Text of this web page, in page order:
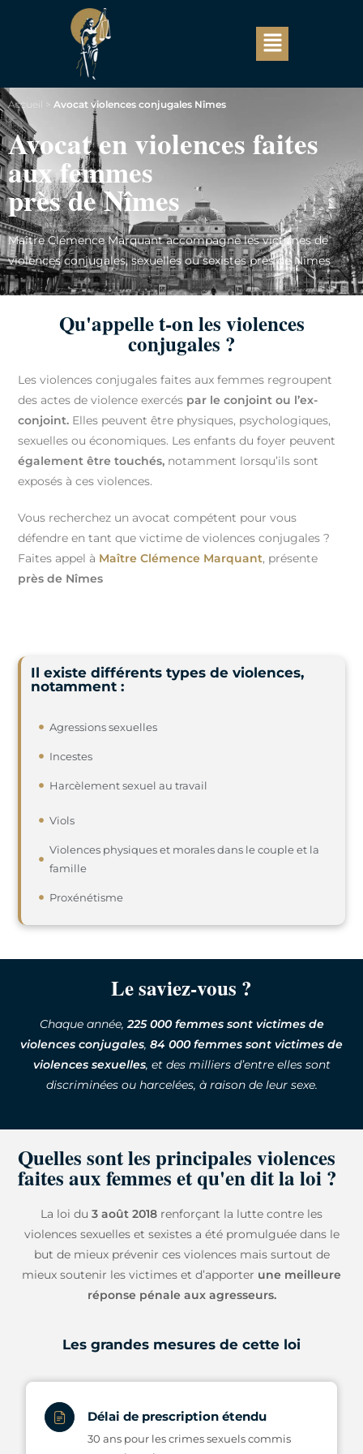
Accueil > Avocat violences conjugales Nîmes
Avocat en violences faites
aux femmes
près de Nîmes
Maître Clémence Marquant accompagne les victimes de
violences conjugales, sexuelles ou sexistes près de Nîmes
Qu'appelle t-on les violences
conjugales ?
Les violences conjugales faites aux femmes regroupent
des actes de violence exercés par le conjoint ou l’ex-
conjoint. Elles peuvent être physiques, psychologiques,
sexuelles ou économiques. Les enfants du foyer peuvent
également être touchés, notamment lorsqu’ils sont
exposés à ces violences.
Vous recherchez un avocat compétent pour vous
défendre en tant que victime de violences conjugales ?
Faites appel à Maître Clémence Marquant, présente
près de Nîmes
Il existe différents types de violences,
notamment :
Agressions sexuelles
Incestes
Harcèlement sexuel au travail
Viols
Violences physiques et morales dans le couple et la
famille
Proxénétisme
Le saviez-vous ?
Chaque année, 225 000 femmes sont victimes de
violences conjugales, 84 000 femmes sont victimes de
violences sexuelles, et des milliers d’entre elles sont
discriminées ou harcelées, à raison de leur sexe.
Quelles sont les principales violences
faites aux femmes et qu'en dit la loi ?
La loi du 3 août 2018 renforçant la lutte contre les
violences sexuelles et sexistes a été promulguée dans le
but de mieux prévenir ces violences mais surtout de
mieux soutenir les victimes et d’apporter une meilleure
réponse pénale aux agresseurs.
Les grandes mesures de cette loi
Délai de prescription étendu
30 ans pour les crimes sexuels commis